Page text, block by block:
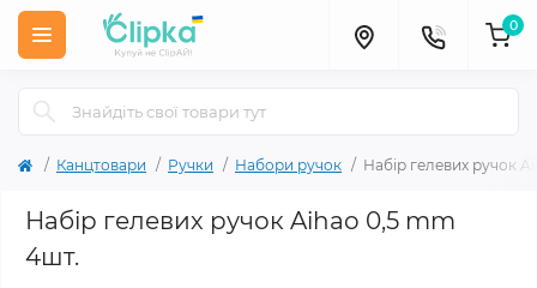
0
Канцтовари Ручки Набори ручок Набір гелевих ручок
Набір гелевих ручок Aihao 0,5 mm
4шт.